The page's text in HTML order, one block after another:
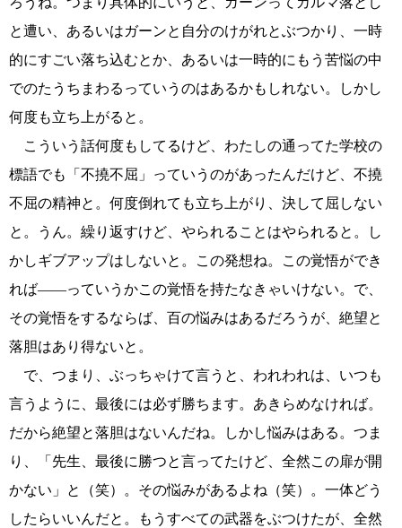
と遭い、あるいはガーンと自分のけがれとぶつかり、一時
的にすごい落ち込むとか、あるいは一時的にもう苦悩の中
でのたうちまわるっていうのはあるかもしれない。しかし
何度も立ち上がると。
こういう話何度もしてるけど、わたしの通ってた学校の
標語でも「不撓不屈」っていうのがあったんだけど、不撓
不屈の精神と。何度倒れても立ち上がり、決して屈しない
と。うん。繰り返すけど、やられることはやられると。し
かしギブアップはしないと。この発想ね。この覚悟ができ
れば――っていうかこの覚悟を持たなきゃいけない。で、
その覚悟をするならば、百の悩みはあるだろうが、絶望と
落胆はあり得ないと。
で、つまり、ぶっちゃけて言うと、われわれは、いつも
言うように、最後には必ず勝ちます。あきらめなければ。
だから絶望と落胆はないんだね。しかし悩みはある。つま
り、「先生、最後に勝つと言ってたけど、全然この扉が開
かない」と（笑）。その悩みがあるよね（笑）。一体どう
したらいいんだと。もうすべての武器をぶつけたが、全然